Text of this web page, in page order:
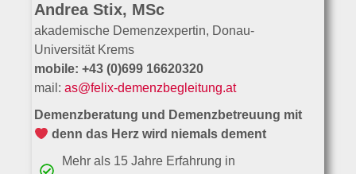
Andrea Stix, MSc
akademische Demenzexpertin, Donau-
Universität Krems
mobile: +43 (0)699 16620320
mail: as@felix-demenzbegleitung.at
Demenzberatung und Demenzbetreuung mit
denn das Herz wird niemals dement
Mehr als 15 Jahre Erfahrung in